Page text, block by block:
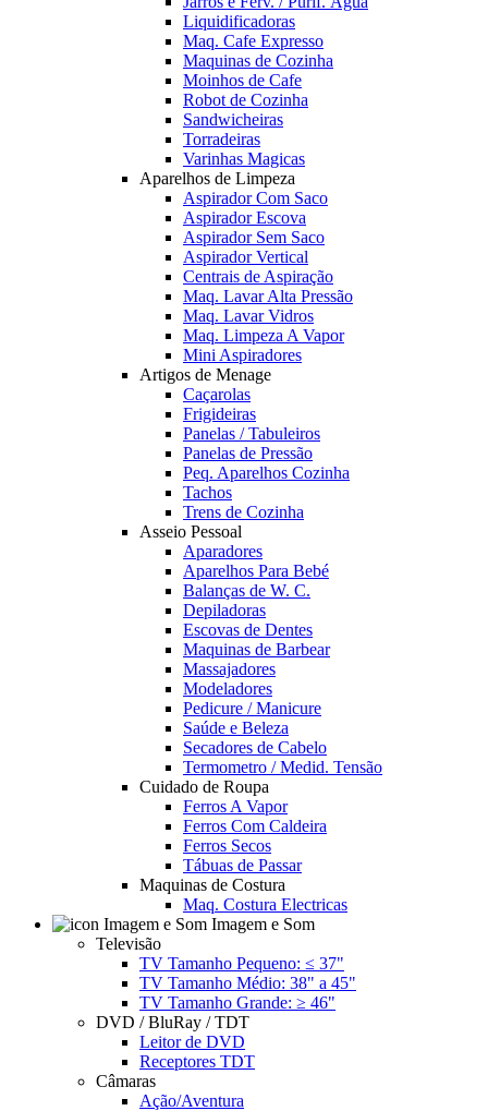
Liquidificadoras
Maq. Cafe Expresso
Maquinas de Cozinha
Moinhos de Cafe
Robot de Cozinha
Sandwicheiras
Torradeiras
Varinhas Magicas
Aparelhos de Limpeza
Aspirador Com Saco
Aspirador Escova
Aspirador Sem Saco
Aspirador Vertical
Centrais de Aspiração
Maq. Lavar Alta Pressão
Maq. Lavar Vidros
Maq. Limpeza A Vapor
Mini Aspiradores
Artigos de Menage
Caçarolas
Frigideiras
Panelas / Tabuleiros
Panelas de Pressão
Peq. Aparelhos Cozinha
Tachos
Trens de Cozinha
Asseio Pessoal
Aparadores
Aparelhos Para Bebé
Balanças de W. C.
Depiladoras
Escovas de Dentes
Maquinas de Barbear
Massajadores
Modeladores
Pedicure / Manicure
Saúde e Beleza
Secadores de Cabelo
Termometro / Medid. Tensão
Cuidado de Roupa
Ferros A Vapor
Ferros Com Caldeira
Ferros Secos
Tábuas de Passar
Maquinas de Costura
Maq. Costura Electricas
Imagem e Som
Televisão
TV Tamanho Pequeno: ≤ 37"
TV Tamanho Médio: 38" a 45"
TV Tamanho Grande: ≥ 46"
DVD / BluRay / TDT
Leitor de DVD
Receptores TDT
Câmaras
Ação/Aventura